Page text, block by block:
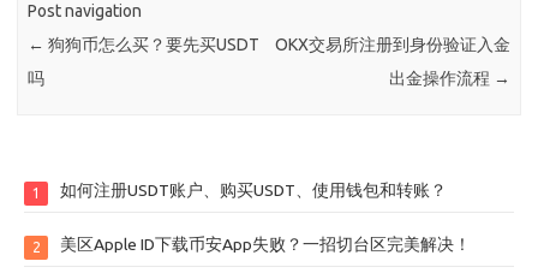
Post navigation
← 狗狗币怎么买？要先买USDT
吗
OKX交易所注册到身份验证入金
出金操作流程 →
1 如何注册USDT账户、购买USDT、使用钱包和转账？
2 美区Apple ID下载币安App失败？一招切台区完美解决！